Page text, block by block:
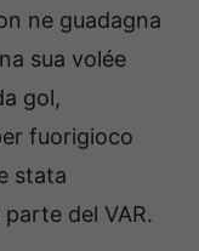
ne guadagna
sua volée
gol,
fuorigioco
stata
del VAR.